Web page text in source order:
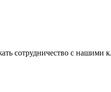
сотрудничество с нашими